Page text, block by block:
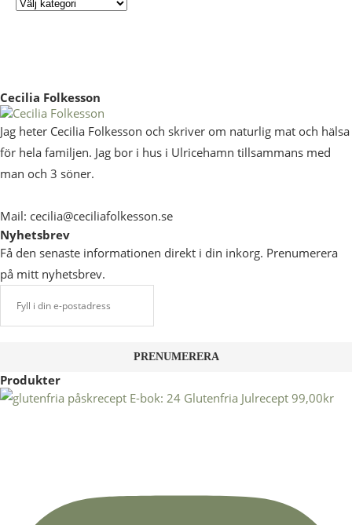
Cecilia Folkesson
Jag heter Cecilia Folkesson och skriver om naturlig mat och hälsa
för hela familjen. Jag bor i hus i Ulricehamn tillsammans med
man och 3 söner.
Mail: cecilia@ceciliafolkesson.se
Nyhetsbrev
Få den senaste informationen direkt i din inkorg. Prenumerera
på mitt nyhetsbrev.
Produkter
E-bok: 24 Glutenfria Julrecept 99,00kr